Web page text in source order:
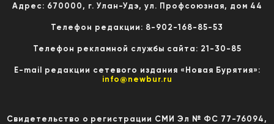
Адрес: 670000, г. Улан-Удэ, ул. Профсоюзная, дом 44
Телефон редакции: 8-902-168-85-53
Телефон рекламной службы сайта: 21-30-85
E-mail редакции сетевого издания «Новая Бурятия»:
info@newbur.ru
Свидетельство о регистрации СМИ Эл № ФС 77-76094,